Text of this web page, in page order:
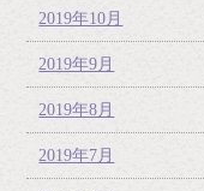
2019年10月
2019年9月
2019年8月
2019年7月